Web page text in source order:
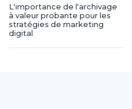
L'importance de l'archivage
à valeur probante pour les
stratégies de marketing
digital